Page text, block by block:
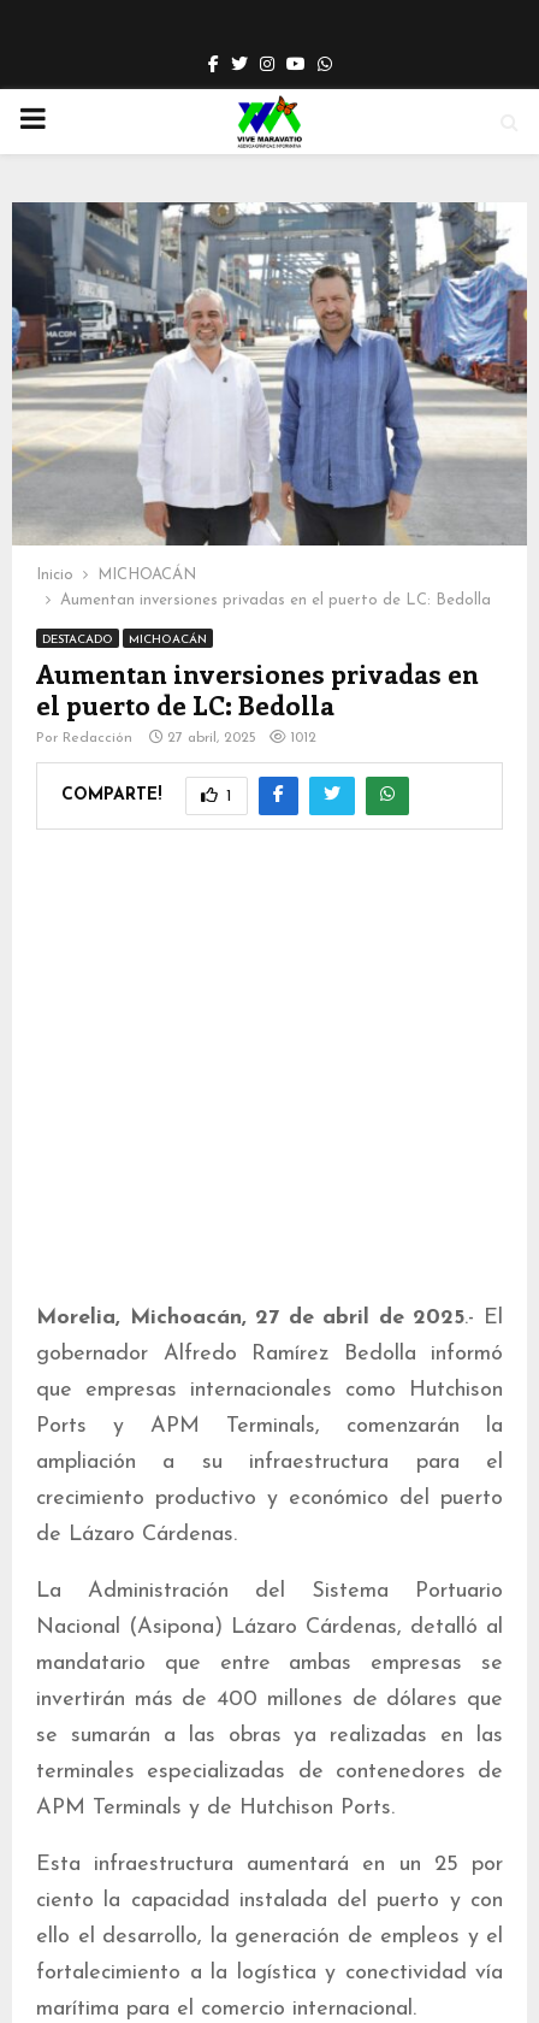
Facebook
TwitterInstagram
YoutubeWhatsapp
PRIMARY
Inicio
MICHOACÁN
Aumentan inversiones privadas en el puerto de LC: Bedolla
DESTACADO MICHOACÁN
Aumentan inversiones privadas en
el puerto de LC: Bedolla
Por Redacción 27 abril, 2025 1012
COMPARTE! 1
Morelia, Michoacán, 27 de abril de 2025.- El
gobernador Alfredo Ramírez Bedolla informó
que empresas internacionales como Hutchison
Ports y APM Terminals, comenzarán la
ampliación a su infraestructura para el
crecimiento productivo y económico del puerto
de Lázaro Cárdenas.
La Administración del Sistema Portuario
Nacional (Asipona) Lázaro Cárdenas, detalló al
mandatario que entre ambas empresas se
invertirán más de 400 millones de dólares que
se sumarán a las obras ya realizadas en las
terminales especializadas de contenedores de
APM Terminals y de Hutchison Ports.
Esta infraestructura aumentará en un 25 por
ciento la capacidad instalada del puerto y con
ello el desarrollo, la generación de empleos y el
fortalecimiento a la logística y conectividad vía
marítima para el comercio internacional.